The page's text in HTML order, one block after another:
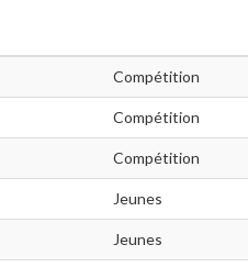
Compétition
Compétition
Compétition
Jeunes
Jeunes